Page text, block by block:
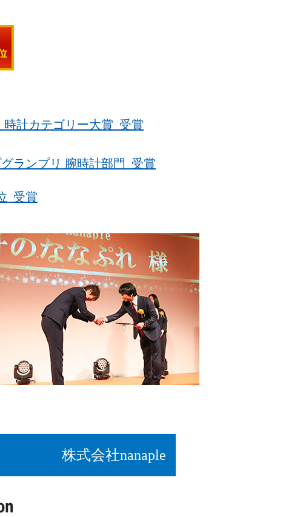
時計カテゴリー大賞 受賞
ランプリ 腕時計部門 受賞
受賞
株式会社nanaple